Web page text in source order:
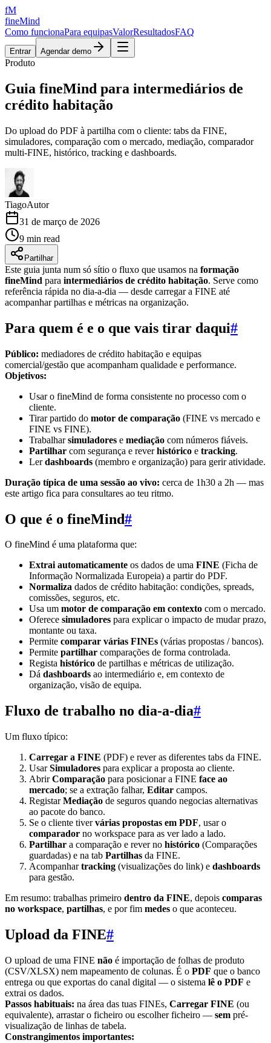
fM
fineMind
Como funcionaPara equipasValorResultadosFAQ
Entrar Agendar demo
Produto
Guia fineMind para intermediários de
crédito habitação
Do upload do PDF à partilha com o cliente: tabs da FINE,
simuladores, comparação com o mercado, mediação, comparador
multi-FINE, histórico, tracking e dashboards.
TiagoAutor
31 de março de 2026
9 min read
Partilhar
Este guia junta num só sítio o fluxo que usamos na formação
fineMind para intermediários de crédito habitação. Serve como
referência rápida no dia-a-dia — desde carregar a FINE até
acompanhar partilhas e métricas na organização.
Para quem é e o que vais tirar daqui#
Público: mediadores de crédito habitação e equipas
comercial/gestão que acompanham qualidade e performance.
Objetivos:
Usar o fineMind de forma consistente no processo com o
cliente.
Tirar partido do motor de comparação (FINE vs mercado e
FINE vs FINE).
Trabalharsimuladores e mediação com números fiáveis.
Partilhar com segurança e reverhistórico e tracking.
Lerdashboards (membro e organização) para gerir atividade.
Duração típica de uma sessão ao vivo: cerca de 1h30 a 2h — mas
este artigo fica para consultares ao teu ritmo.
O que é o fineMind#
O fineMind é uma plataforma que:
Extrai automaticamente os dados de uma FINE (Ficha de
Informação Normalizada Europeia) a partir do PDF.
Normaliza dados de crédito habitação: condições, spreads,
comissões, seguros, etc.
Usa um motor de comparação em contexto com o mercado.
Oferece simuladores para explicar o impacto de mudar prazo,
montante ou taxa.
Permite comparar várias FINEs (várias propostas / bancos).
Permite partilhar comparações de forma controlada.
Regista histórico de partilhas e métricas de utilização.
Dá dashboards ao intermediário e, em contexto de
organização, visão de equipa.
Fluxo de trabalho no dia-a-dia#
Um fluxo típico:
Carregar a FINE (PDF) e rever as diferentes tabs da FINE.
UsarSimuladores para explicar a proposta ao cliente.
AbrirComparação para posicionar a FINE face ao
mercado; se a extração falhar, Editar campos.
RegistarMediação de seguros quando negocias alternativas
ao pacote do banco.
Se o cliente tivervárias propostas em PDF, usar o
comparador no workspace para as ver lado a lado.
Partilhar a comparação e rever no histórico (Comparações
guardadas) e na tab Partilhas da FINE.
Acompanhartracking (visualizações do link) e dashboards
para gestão.
Em resumo: trabalhas primeiro dentro da FINE, depois comparas
no workspace, partilhas, e por fim medes o que aconteceu.
Upload da FINE#
O upload de uma FINE não é importação de folhas de produto
(CSV/XLSX) nem mapeamento de colunas. É o PDF que o banco
entrega ou que exportas do canal digital — o sistema lê o PDF e
extrai os dados.
Passos habituais: na área das tuas FINEs, Carregar FINE (ou
equivalente), arrastar o ficheiro ou escolher ficheiro — sem pré-
visualização de linhas de tabela.
Constrangimentos importantes: